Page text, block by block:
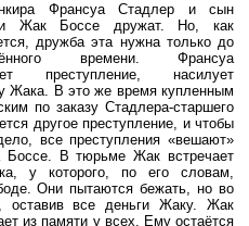
Франсуа Cтадлер и сын
Жак Боссе дружат. Но, как
дружба эта нужна только до
времени. Франсуа
преступление, насилует
Жака. В это же время купленным
по заказу Cтадлера-старшего
другое преступление, и чтобы
все преступления «вешают»
В тюрьме Жак встречает
у которого, по его словам,
Они пытаются бежать, но во
оставив все деньги Жаку. Жак
из памяти у всех. Ему остаётся